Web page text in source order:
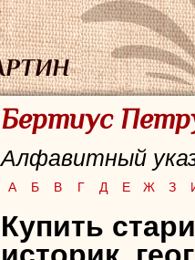
Бертиус
Алфавитный
А Б В Г Д Е Ж З
Купить